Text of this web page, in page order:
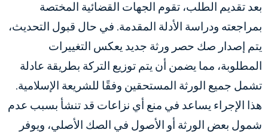
بعد تقديم الطلب، تقوم الجهات القضائية المختصة
بمراجعته ودراسة الأدلة المقدمة. في حال قبول التحديث،
يتم إصدار صك حصر ورثة جديد يعكس التغييرات
المطلوبة، مما يضمن أن يتم توزيع التركة بطريقة عادلة
تشمل جميع الورثة المستحقين وفقًا للشريعة الإسلامية.
هذا الإجراء يساعد في منع أي نزاعات قد تنشأ بسبب عدم
شمول بعض الورثة أو الأصول في الصك الأصلي، ويوفر